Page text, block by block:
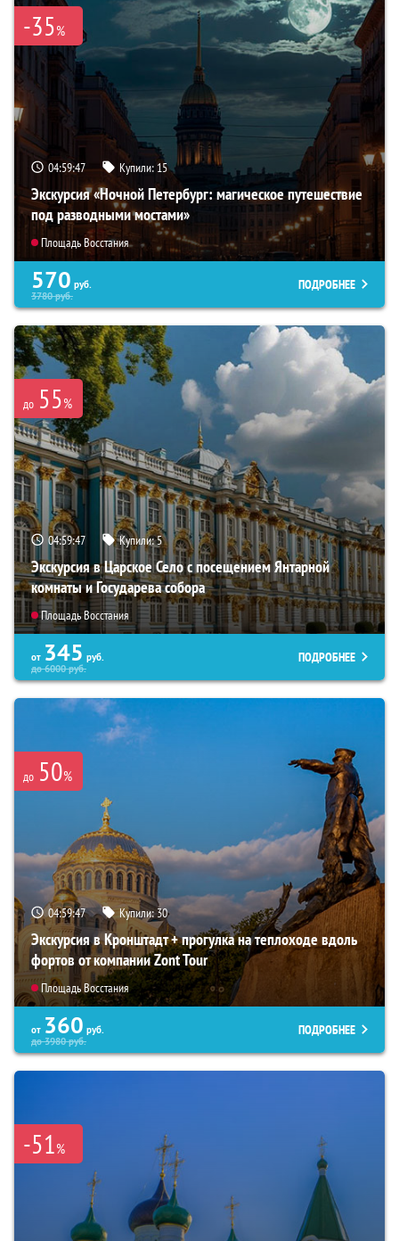
-35%
04:59:46 Купили: 15
Экскурсия «Ночной Петербург: магическое путешествие
под разводными мостами»
Площадь Восстания
570 руб.
3780руб.
ПОДРОБНЕЕ
до 55%
04:59:46 Купили:5
Экскурсия в Царское Село с посещением Янтарной
комнаты и Государева собора
Площадь Восстания
от 345 руб.
до6000руб.
ПОДРОБНЕЕ
до 50%
04:59:46 Купили:30
Экскурсия в Кронштадт + прогулка на теплоходе вдоль
фортов от компании Zont Tour
Площадь Восстания
от 360 руб.
до3980руб.
ПОДРОБНЕЕ
-51%